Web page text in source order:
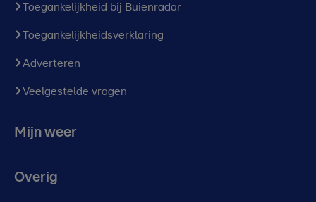
Toegankelijkheid bij Buienradar
Toegankelijkheidsverklaring
Adverteren
Veelgestelde vragen
Mijn weer
Overig